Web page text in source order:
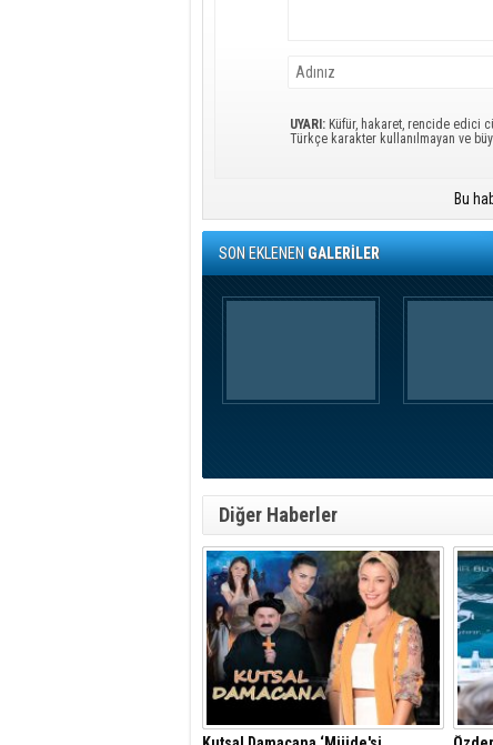
UYARI: Küfür, hakaret, rencide edici
Türkçe karakter kullanılmayan ve
Bu
SON EKLENENGALERİLER
Diğer Haberler